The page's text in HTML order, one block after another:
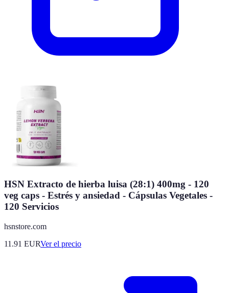
HSN Extracto de hierba luisa (28:1) 400mg - 120
veg caps - Estrés y ansiedad - Cápsulas Vegetales -
120 Servicios
hsnstore.com
11.91 EURVer el precio